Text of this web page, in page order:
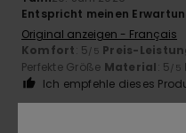
Entspricht meinen
Original anzeigen - Français
Komfort: 5 /5 Preis-
Perfekte Größe Material: 5 /5
Ich empfehle dieses